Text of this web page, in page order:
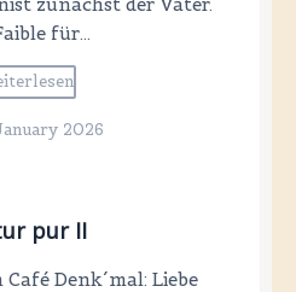
für…
2026
pur II
Denk´mal: Liebe